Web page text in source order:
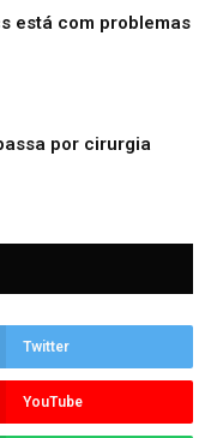
está com problemas
por cirurgia
Twitter
YouTube